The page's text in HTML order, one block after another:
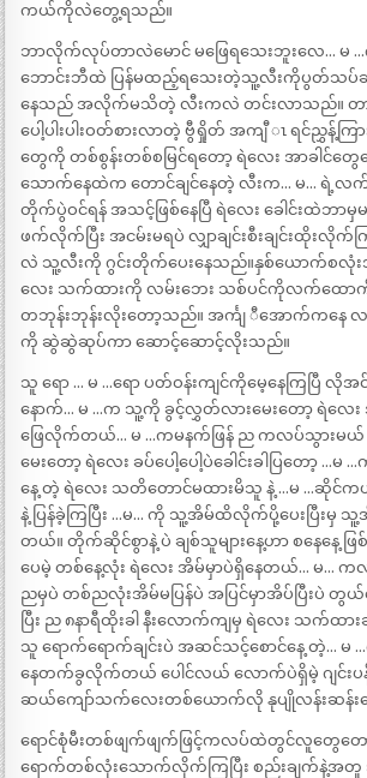
ကယ်ကိုလဲတွေ့ရသည်။
ဘာလိုက်လုပ်တာလဲမောင် မဖြေရသေးဘူးလေ… မ
ဘောင်းဘီထဲ ပြန်မထည့်ရသေးတဲ့သူ့လီးကိုပွတ်သပ်
နေသည် အလိုက်မသိတဲ့ လီးကလဲ တင်းလာသည်။ တာဝ
ပေါ့ပါးပါးဝတ်စားလာတဲ့ ဗွီရှိုတ် အကျီ ၤ ရင်ညွှန့်ကြာ
တွေကို တစ်စွန်းတစ်စမြင်ရတော့ ရဲလေး အာခါင်တွ
သောက်နေထဲက တောင်ချင်နေတဲ့ လီးက… မ… ရဲ့လက်
တိုက်ပွဲဝင်ရန် အသင့်ဖြစ်နေပြီ ရဲလေး ခေါင်းထဲဘာ
ဖက်လိုက်ပြီး အငမ်းမရပဲ လျှာချင်းစီးချင်းထိုး
လဲ သူ့လီးကို ဂွင်းတိုက်ပေးနေသည်။နှစ်ယောက်စလုံး
လေး သက်ထားကို လမ်းဘေး သစ်ပင်ကိုလက်ထောက်
တဘုန်းဘုန်းလိုးတော့သည်။ အင်္ကျ ီအောက်ကနေ
ကို ဆွဲဆွဲဆုပ်ကာ ဆောင့်ဆောင့်လိုးသည်။
သူ ရော … မ …ရော ပတ်ဝန်းကျင်ကိုမေ့နေကြပြီ လိုအ
နောက်… မ …က သူ့ကို ခွင့်လွှတ်လားမေးတော့ ရဲလေ
ဖြေလိုက်တယ်… မ …ကမနက်ဖြန် ည ကလပ်သွားမ
မေးတော့ ရဲလေး ခပ်ပေါ့ပေါ့ပဲခေါင်းခါပြတော့ …မ
နေ့ တဲ့ ရဲလေး သတိတောင်မထားမိသူ နဲ့ …မ …ဆိုင်
နဲ့ ပြန်ခဲ့ကြပြီး …မ… ကို သူ့အိမ်ထိလိုက်ပို့ပေးပြီးမှ
တယ်။ တိုက်ဆိုင်စွာနဲ့ ပဲ ချစ်သူများနေ့ဟာ စနေနေ့ ဖ
ပေမဲ့ တစ်နေ့လုံး ရဲလေး အိမ်မှာပဲရှိနေတယ်… မ…
ညမှပဲ တစ်ညလုံးအိမ်မပြန်ပဲ အပြင်မှာအိပ်ပြီးပဲ တွယ်
ပြီး ည ၈နာရီထိုးခါ နီးလောက်ကျမှ ရဲလေး သ
သူ ရောက်ရောက်ချင်းပဲ အဆင်သင့်စောင်နေ့ တဲ့…
နေတက်ခွလိုက်တယ် ပေါင်လယ် လောက်ပဲရှိမဲ့ ဂျင်းပန်
ဆယ်ကျော်သက်လေးတစ်ယောက်လို နုပျိုလန်းဆန်း
ရောင်စုံမီးတစ်ဖျက်ဖျက်ဖြင့်ကလပ်ထဲတွင်လူတွေတေ
ရောက်တစ်လုံးသောက်လိုက်ကြပြီး စည်းချက်နဲ့အတူ